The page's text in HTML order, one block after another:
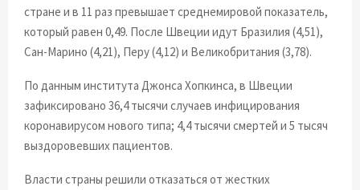
стране и в 11 раз превышает среднемировой показатель,
который равен 0,49. После Швеции идут Бразилия (4,51),
Сан-Марино (4,21), Перу (4,12) и Великобритания (3,78).
По данным института Джонса Хопкинса, в Швеции
зафиксировано 36,4 тысячи случаев инфицирования
коронавирусом нового типа; 4,4 тысячи смертей и 5 тысяч
выздоровевших пациентов.
Власти страны решили отказаться от жестких